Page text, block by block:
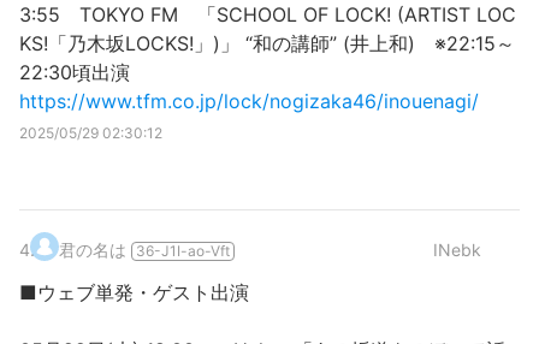
3:55 TOKYO FM 「SCHOOL OF LOCK! (ARTIST LOC
KS!「乃木坂LOCKS!」)」 “和の講師” (井上和) ※22:15～
22:30頃出演
https://www.tfm.co.jp/lock/nogizaka46/inouenagi/
2025/05/29 02:30:12
4. 君の名は 36-J1I-ao-Vft INebk
■ウェブ単発・ゲスト出演